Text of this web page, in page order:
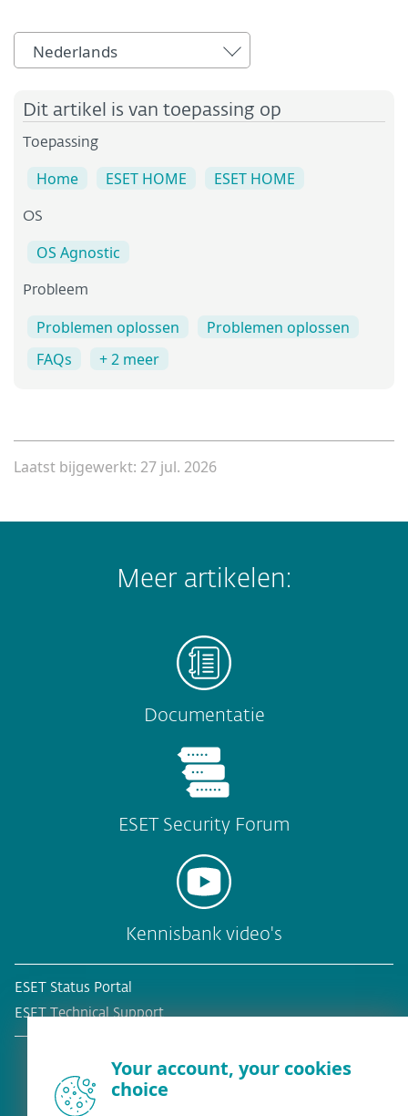
Nederlands
Dit artikel is van toepassing op
Toepassing
Home ESET HOME ESET HOME
OS
OS Agnostic
Probleem
Problemen oplossen
Problemen oplossen
FAQs
+ 2 meer
Laatst bijgewerkt: 27 jul. 2026
Meer artikelen:
Documentatie
ESET Security Forum
Kennisbank video's
ESET Status Portal
ESET Technical Support
Your account, your cookies
choice